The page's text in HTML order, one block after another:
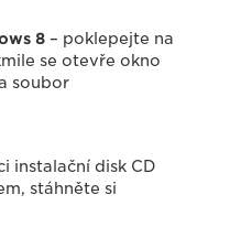
8 – poklepejte na
se otevře okno
soubor
instalační disk CD
stáhněte si